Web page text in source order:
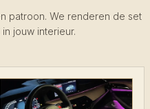
patroon. We renderen de set
jouw interieur.